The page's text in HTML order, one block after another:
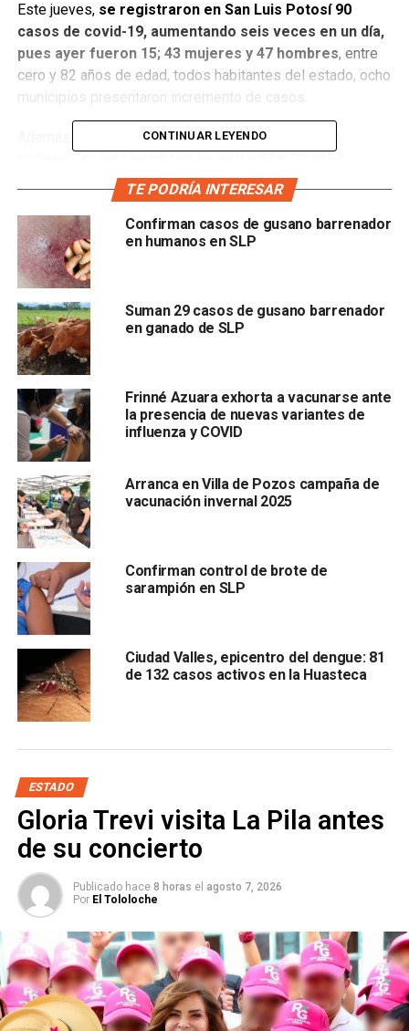
Este jueves, se registraron en San Luis Potosí 90
casos de covid-19, aumentando seis veces en un día,
pues ayer fueron 15; 43 mujeres y 47 hombres, entre
cero y 82 años de edad, todos habitantes del estado, ocho
municipios presentaron incremento de casos.
se registraron siete defunciones, dos
, cinco de ellos residían en la capital potosina, uno en
Ciudad Fernández y uno en Ébano, todos con factores de
Por último,la ocupación hospitalaria está en 41%, con
84 personas hospitalizadas, 29 estables, 41 graves y
14 intubados.
Lee también
#AyNo | “Lluvias podría generar que SLP
vuelve a semáforo amarillo”: Andreu Comas
ARTÍCULOS RELACIONADOS: CASOS
COVID-19
DEFUNCIONES
SLP
SIGUIENTE
NO TE PIERDAS
“En mí, los potosinos ven un gobernador que no
tiene miedo”: Gallardo
CONTINUAR LEYENDO
TE PODRÍA INTERESAR
Confirman casos de gusano barrenador
en humanos en SLP
Suman 29 casos de gusano barrenador
en ganado de SLP
Frinné Azuara exhorta a vacunarse ante
la presencia de nuevas variantes de
influenza y COVID
Arranca en Villa de Pozos campaña de
vacunación invernal 2025
Confirman control de brote de
sarampión en SLP
Ciudad Valles, epicentro del dengue: 81
de 132 casos activos en la Huasteca
ESTADO
Gloria Trevi visita La Pila antes
de su concierto
Publicado hace 8 horas el agosto 7, 2026
Por El Tololoche